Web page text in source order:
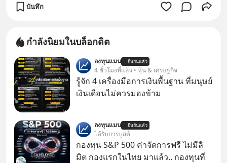
บันทึก
กำลังนิยมในบล็อกดิต
ลงทุนแมน ยืนยันแล้ว
4 ชั่วโมงที่แล้ว • หุ้น & เศรษฐกิจ
รู้จัก 4 เครื่องมือการเงินพื้นฐาน ที่มนุษย์
เงินเดือนไม่ควรมองข้าม
ลงทุนแมน ยืนยันแล้ว
ได้รับการบูสต์
กองทุน S&P 500 ค่าจัดการฟรี ไม่มีลิ
มิต กองแรกในไทย มาแล้ว.. กองทุนที่